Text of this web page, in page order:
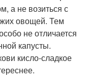
а не возиться с
овощей. Тем
не отличается
капусты.
кисло-сладкое